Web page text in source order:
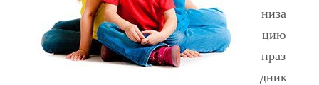
низа
цию
праз
дник